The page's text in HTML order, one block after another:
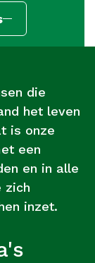
die
het leven
is onze
een
en in alle
zich
inzet.